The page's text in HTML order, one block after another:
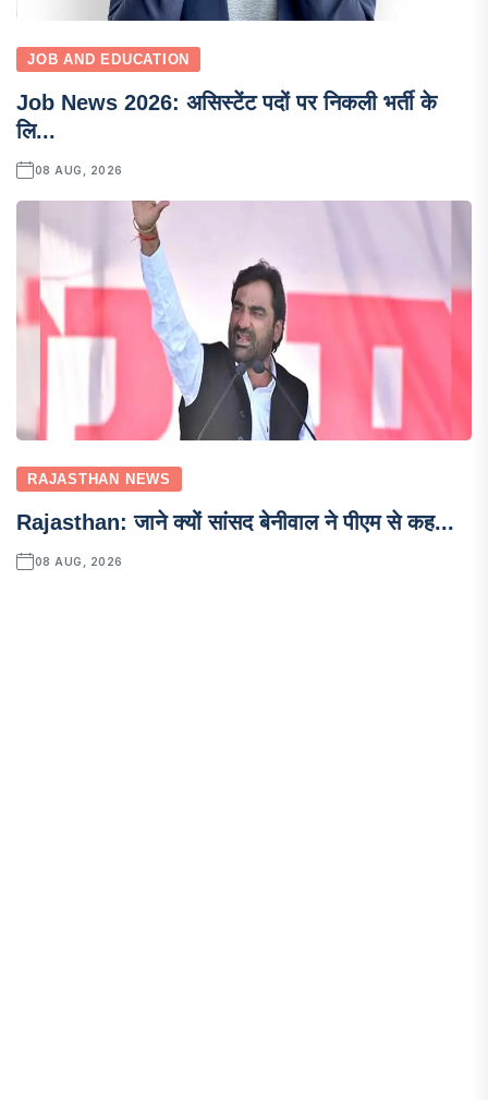
JOB AND EDUCATION
Job News 2026: असिस्टेंट पदों पर निकली भर्ती के
लि...
08 AUG, 2026
RAJASTHAN NEWS
Rajasthan: जाने क्यों सांसद बेनीवाल ने पीएम से कह...
08 AUG, 2026